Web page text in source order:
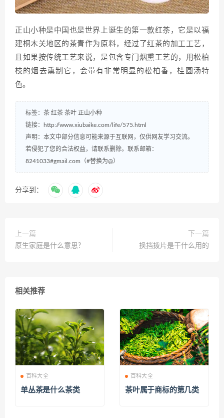
正山小种是中国也是世界上诞生的第一款红茶，它是以福
建桐木关地区的茶青作为原料，经过了红茶的加工工艺，
且如果按传统工艺来说，是包含专门烟熏工艺的，用松柏
枝的烟去熏制它，会带有非常明显的松柏香，桂圆汤特
色。
标签： 茶 红茶 茶叶 正山小种
链接：
http://www.xiubaike.com/life/575.html
声明：本文中部分信息可能来源于互联网，仅供网友学习交流。
若侵犯了您的合法权益，请联系删除。联系邮箱：
8241033#gmail.com（#替换为@）
分享到：
上一篇
原生家庭是什么意思?
下一篇
换挡拨片是干什么用的
相关推荐
百科大全
单丛茶是什么茶类
百科大全
茶叶属于商标的第几类